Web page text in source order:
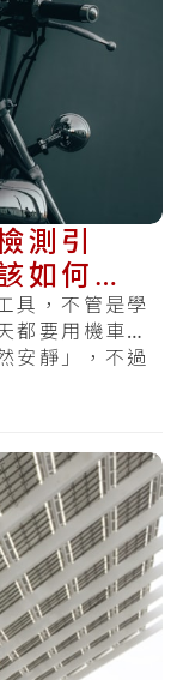
測引
如何維
具，不管是學
都要用機車。
安靜」，不過